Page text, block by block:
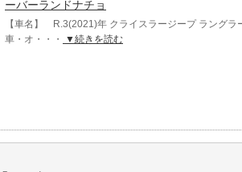
ーバーランドナチョ
【車名】 R.3(2021)年 クライスラージープ ラングラ
車・オ・・・
▼続きを読む